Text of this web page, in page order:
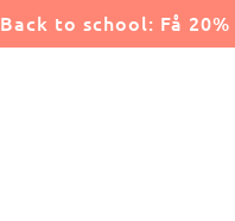
Back to school: Få